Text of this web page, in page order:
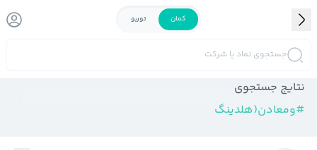
کمان توربو
جستجوی نماد یا شرکت
نتایج جستجوی
#ومعادن(هلدینگ